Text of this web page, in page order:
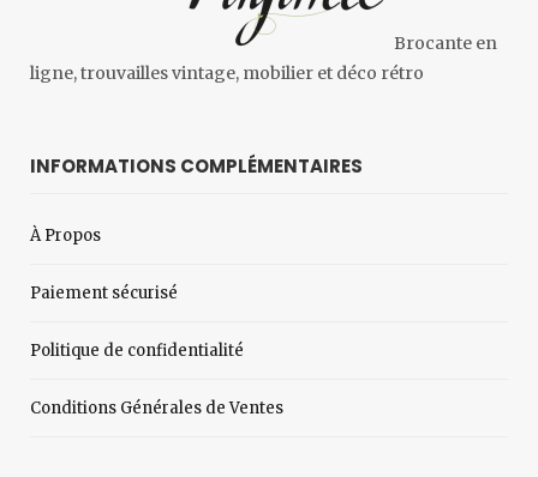
Brocante en
ligne, trouvailles vintage, mobilier et déco rétro
INFORMATIONS COMPLÉMENTAIRES
À Propos
Paiement sécurisé
Politique de confidentialité
Conditions Générales de Ventes